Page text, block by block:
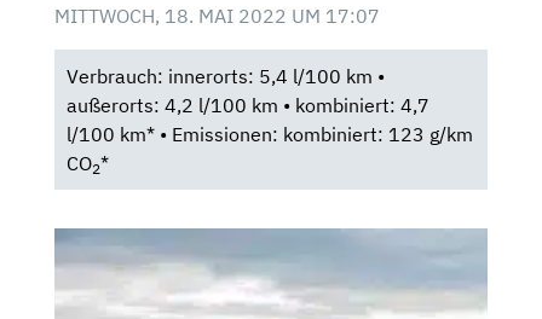
MITTWOCH, 18. MAI 2022 UM 17:07
Verbrauch: innerorts: 5,4 l/100 km •
außerorts: 4,2 l/100 km • kombiniert: 4,7
l/100 km* • Emissionen: kombiniert: 123 g/km
CO2*